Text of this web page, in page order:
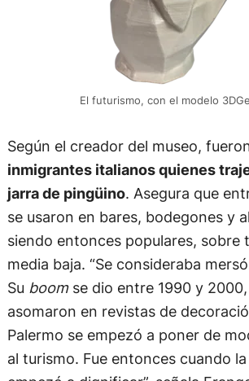
El futurismo, con el modelo
Según el creador del museo,
inmigrantes italianos quienes
jarra de pingüino. Asegura que
se usaron en bares, bodegones y
siendo entonces populares, sobre
media baja. “Se consideraba
Su boom se dio entre 1990 y
asomaron en revistas de
Palermo se empezó a poner de
al turismo. Fue entonces cuando